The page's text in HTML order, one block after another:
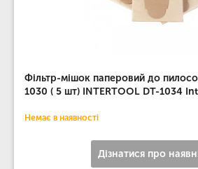
Фільтр-мішок паперовий до
1030 ( 5 шт) INTERTOOL DT-1034
Немає в наявності
Дізнатися про